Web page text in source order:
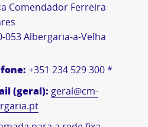
Comendador Ferreira
053 Albergaria-a-Velha
+351 234 529 300 *
(geral): geral@cm-